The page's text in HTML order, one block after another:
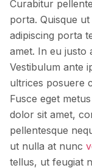
Curabitur
porta. Quisque
adipiscing porta
amet. In eu justo
Vestibulum ante
ultrices posuere
Fusce eget
dolor sit amet,
pellentesque
ut nulla at nunc
tellus, ut feugiat